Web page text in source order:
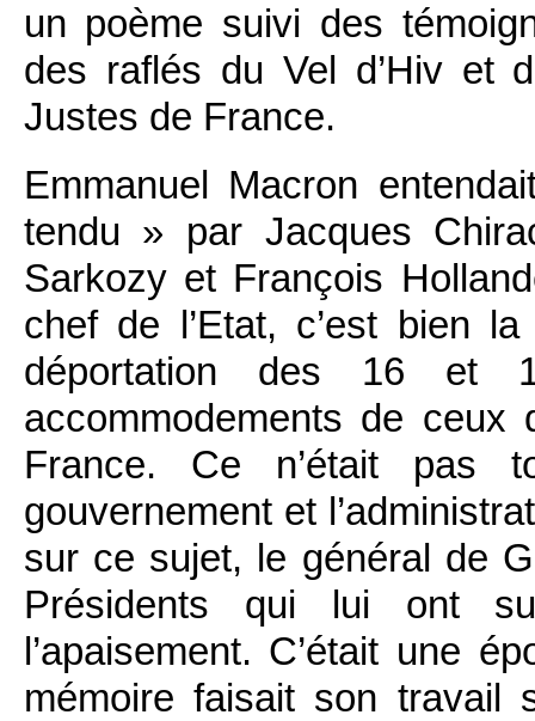
un poème suivi des
des raflés du Vel d’Hiv et
Justes de France.
Emmanuel Macron
tendu » par Jacques
Sarkozy et François
chef de l’Etat, c’est bien
déportation des 16 et
accommodements de ceux
France. Ce n’était pas
gouvernement et
sur ce sujet, le général de
Présidents qui lui ont
l’apaisement. C’était une
mémoire faisait son